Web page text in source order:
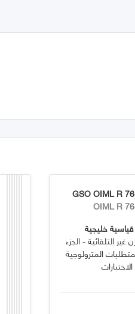
GSO OIML R
OIML R
خليجية
غير التلقائية - الجزء
المترولوجية